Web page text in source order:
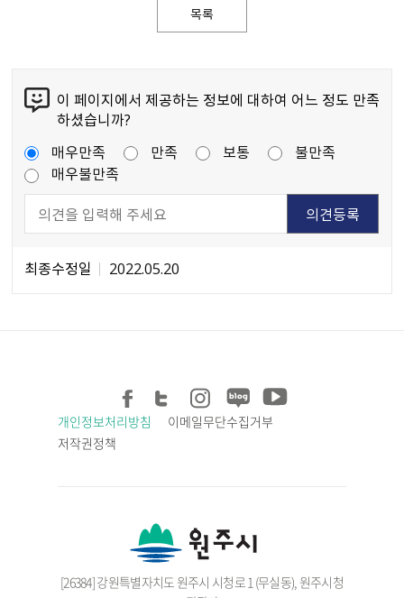
목록
이 페이지에서 제공하는 정보에 대하여 어느 정도 만족
하셨습니까?
매우만족
만족 보통
불만족
매우불만족
최종수정일 2022.05.20
개인정보처리방침
이메일무단수집거부
저작권정책
[26384] 강원특별자치도 원주시 시청로 1 (무실동), 원주시청